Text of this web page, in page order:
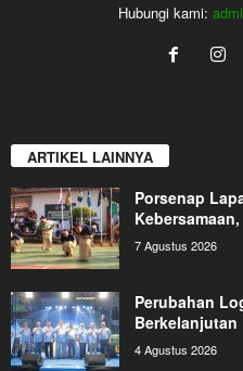
Hubungi kami:
ARTIKEL LAINNYA
Porsenap
7 Agustus 2026
Perubahan
Berkelanjutan
4 Agustus 2026